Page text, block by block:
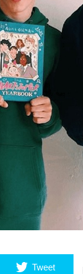
Tweet